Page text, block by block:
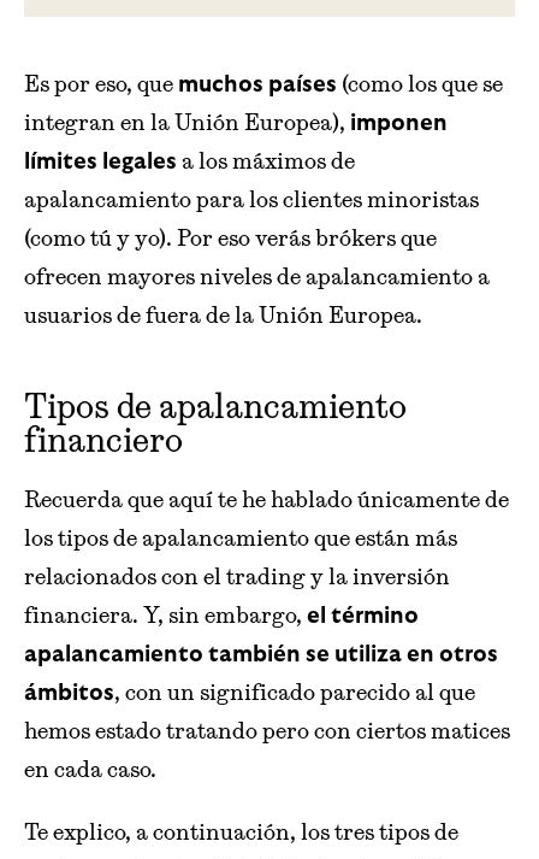
Es por eso, que muchos países (como los que se
integran en la Unión Europea), imponen
límites legales a los máximos de
apalancamiento para los clientes minoristas
(como tú y yo). Por eso verás brókers que
ofrecen mayores niveles de apalancamiento a
usuarios de fuera de la Unión Europea.
Tipos de apalancamiento
financiero
Recuerda que aquí te he hablado únicamente de
los tipos de apalancamiento que están más
relacionados con el trading y la inversión
financiera. Y, sin embargo, el término
apalancamiento también se utiliza en otros
ámbitos, con un significado parecido al que
hemos estado tratando pero con ciertos matices
en cada caso.
Te explico, a continuación, los tres tipos de